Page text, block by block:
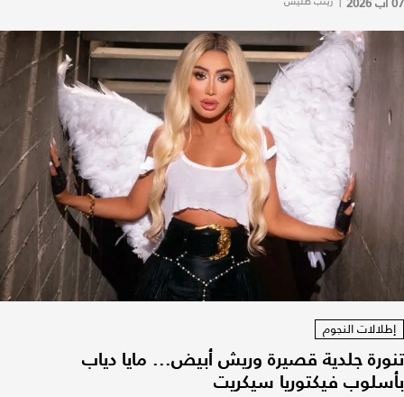
إطلالات النجوم
تنورة جلدية قصيرة وريش أبيض... مايا دياب
بأسلوب فيكتوريا سيكريت